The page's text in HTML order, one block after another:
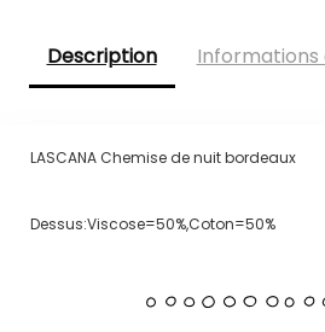
Description
LASCANA Chemise de nuit bordeaux
Dessus:Viscose=50%,Coton=50%